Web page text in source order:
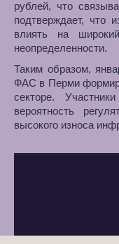
рублей, что
подтверждает, что
влиять на
неопределенности.
Таким образом,
ФАС в Перми
секторе.
вероятность
высокого износа